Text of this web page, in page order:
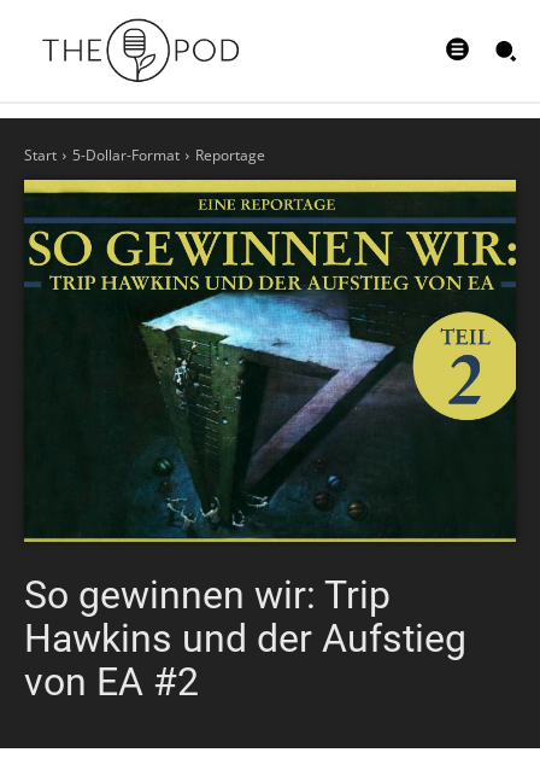
Start 5-Dollar-Format Reportage
So gewinnen wir: Trip
Hawkins und der Aufstieg
von EA #2